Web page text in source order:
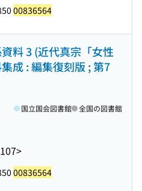
00836564
料 3 (近代真宗「女性
成 : 編集復刻版 ; 第7
国立国会図書館 全国の図書館
00836564